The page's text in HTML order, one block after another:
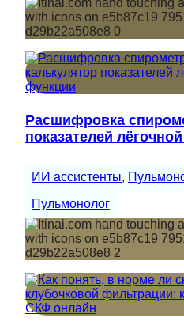
Расшифровка
показателей
ИИ ассистенты,
Пульмонолог